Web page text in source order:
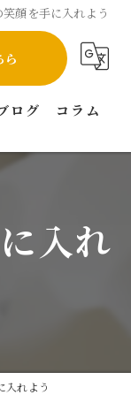
顔を手に入れよう
ら
ログ コラム
入れ
入れよう